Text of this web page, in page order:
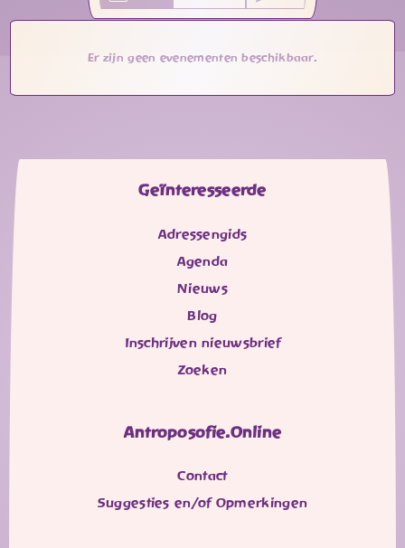
Er zijn geen evenementen beschikbaar.
Geïnteresseerde
Adressengids
Agenda
Nieuws
Blog
Inschrijven nieuwsbrief
Zoeken
Antroposofie.Online
Contact
Suggesties en/of Opmerkingen